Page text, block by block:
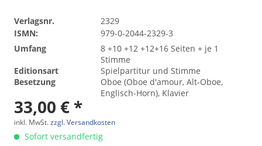
Verlagsnr.
2329
ISMN:
979-0-2044-2329-3
Umfang
8 +10 +12 +12+16 Seiten + je 1
Stimme
Editionsart
Spielpartitur und Stimme
Besetzung
Oboe (Oboe d'amour, Alt-Oboe,
Englisch-Horn), Klavier
33,00 € *
inkl. MwSt.zzgl. Versandkosten
Sofort versandfertig